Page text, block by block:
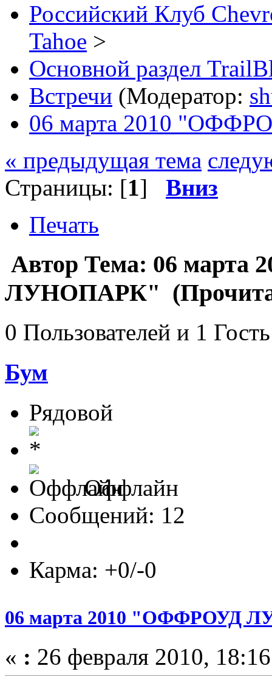
Российский Клуб
Tahoe >
Основной раздел
Встречи (Модератор:
06 марта 2010
« предыдущая тема
Страницы: [1] Вниз
Печать
Автор Тема: 06
ЛУНОПАРК"
0 Пользователей и 1
Бум
Рядовой
Оффлайн
Сообщений: 12
Карма: +0/-0
06 марта 2010 "ОФФРОУД
« : 26 февраля 2010,